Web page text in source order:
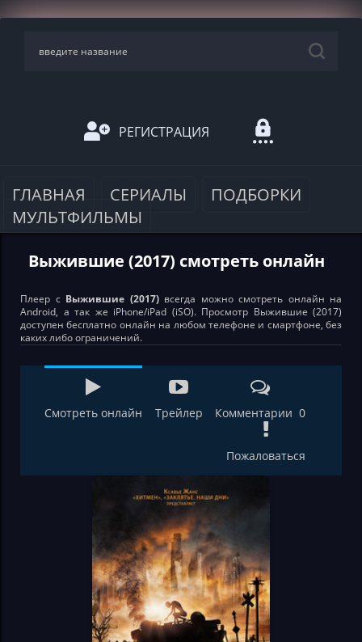
РЕГИСТРАЦИЯ
ГЛАВНАЯ СЕРИАЛЫ
ПОДБОРКИ
МУЛЬТФИЛЬМЫ
Выжившие (2017) смотреть онлайн
Плеер с Выжившие (2017)всегда можно смотреть онлайн на
Android, а так же iPhone/iPad (iSO). Просмотр Выжившие (2017)
доступен бесплатно онлайн на любом телефоне и смартфоне, без
каких либо ограничений.
Смотреть онлайн Трейлер Комментарии 0
Пожаловаться